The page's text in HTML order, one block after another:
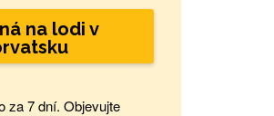
na lodi v
za 7 dní. Objevujte